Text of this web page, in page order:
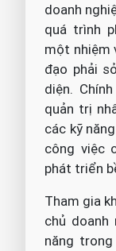
doanh
quá trình
một nhiệm
đạo phải
diện.
quản trị
các kỹ
công việc
phát triển
Tham gia
chủ doanh
năng